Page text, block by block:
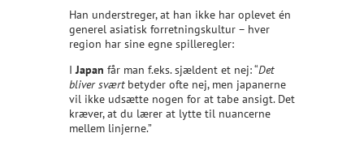
Han understreger, at han ikke har oplevet én
generel asiatisk forretningskultur – hver
region har sine egne spilleregler:
IJapan får man f.eks. sjældent et nej: “Det
bliver svært betyder ofte nej, men japanerne
vil ikke udsætte nogen for at tabe ansigt. Det
kræver, at du lærer at lytte til nuancerne
mellem linjerne.”